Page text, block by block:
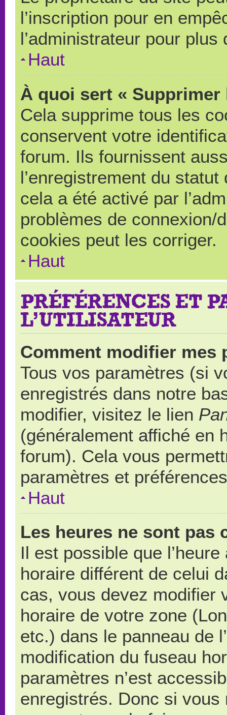
l’inscription pour en
l’administrateur pour
Haut
À quoi sert «
Cela supprime tous les
conservent votre
forum. Ils fournissent
l’enregistrement du
cela a été activé par
problèmes de connexion/
cookies peut les corriger.
Haut
PRÉFÉRENCES ET
L’UTILISATEUR
Comment modifier mes
Tous vos paramètres (si
enregistrés dans notre
modifier, visitez le lien
(généralement affiché en
forum). Cela vous
paramètres et
Haut
Les heures ne sont pas
Il est possible que
horaire différent de celui
cas, vous devez modifier
horaire de votre zone
etc.) dans le panneau de
modification du fuseau
paramètres n’est
enregistrés. Donc si vous